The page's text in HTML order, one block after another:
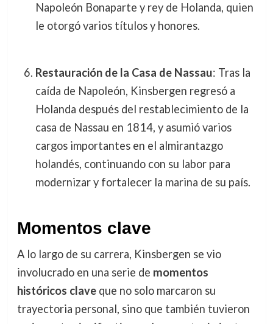
Napoleón Bonaparte y rey de Holanda, quien
le otorgó varios títulos y honores.
Restauración de la Casa de Nassau: Tras la
caída de Napoleón, Kinsbergen regresó a
Holanda después del restablecimiento de la
casa de Nassau en 1814, y asumió varios
cargos importantes en el almirantazgo
holandés, continuando con su labor para
modernizar y fortalecer la marina de su país.
Momentos clave
A lo largo de su carrera, Kinsbergen se vio
involucrado en una serie de momentos
históricos claveque no solo marcaron su
trayectoria personal, sino que también tuvieron